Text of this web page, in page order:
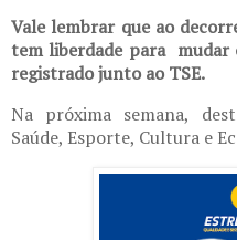
Vale lembrar que ao
tem liberdade para mudar
registrado junto ao TSE.
Na próxima semana,
Saúde, Esporte, Cultura e